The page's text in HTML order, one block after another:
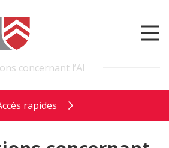
concernant l’AI
rapides